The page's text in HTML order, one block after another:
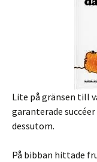
Lite på gränsen till
garanterade
dessutom.
På bibban hittade